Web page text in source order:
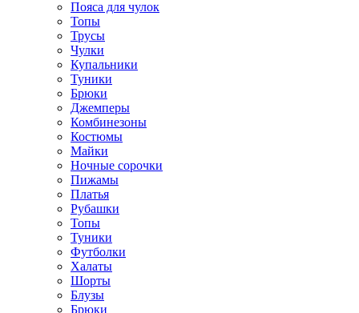
Поясa для чулок
Топы
Трусы
Чулки
Купальники
Туники
Брюки
Джемперы
Комбинезоны
Костюмы
Майки
Ночные сорочки
Пижамы
Платья
Рубашки
Топы
Туники
Футболки
Халаты
Шорты
Блузы
Брюки